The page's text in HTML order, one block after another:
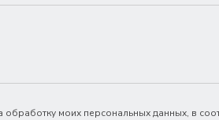
обработку моих персональных данных, в